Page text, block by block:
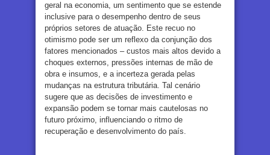
geral na economia, um sentimento que se estende
inclusive para o desempenho dentro de seus
próprios setores de atuação. Este recuo no
otimismo pode ser um reflexo da conjunção dos
fatores mencionados – custos mais altos devido a
choques externos, pressões internas de mão de
obra e insumos, e a incerteza gerada pelas
mudanças na estrutura tributária. Tal cenário
sugere que as decisões de investimento e
expansão podem se tornar mais cautelosas no
futuro próximo, influenciando o ritmo de
recuperação e desenvolvimento do país.